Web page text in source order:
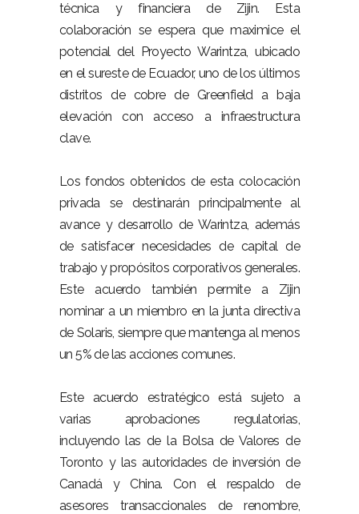
técnica y financiera de Zijin. Esta
colaboración se espera que maximice el
potencial del Proyecto Warintza, ubicado
en el sureste de Ecuador, uno de los últimos
distritos de cobre de Greenfield a baja
elevación con acceso a infraestructura
clave.
Los fondos obtenidos de esta colocación
privada se destinarán principalmente al
avance y desarrollo de Warintza, además
de satisfacer necesidades de capital de
trabajo y propósitos corporativos generales.
Este acuerdo también permite a Zijin
nominar a un miembro en la junta directiva
de Solaris, siempre que mantenga al menos
un 5% de las acciones comunes.
Este acuerdo estratégico está sujeto a
varias aprobaciones regulatorias,
incluyendo las de la Bolsa de Valores de
Toronto y las autoridades de inversión de
Canadá y China. Con el respaldo de
asesores transaccionales de renombre,